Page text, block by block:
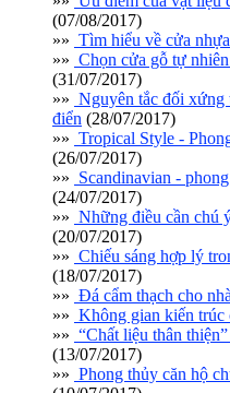
(07/08/2017)
»» Tìm hiểu về cửa
»» Chọn cửa gỗ tự
(31/07/2017)
»» Nguyên tắc đối xứng
điển (28/07/2017)
»» Tropical Style -
(26/07/2017)
»» Scandinavian -
(24/07/2017)
»» Những điều cần chú
(20/07/2017)
»» Chiếu sáng hợp lý
(18/07/2017)
»» Đá cẩm thạch cho
»» Không gian kiến trúc
»» “Chất liệu thân
(13/07/2017)
»» Phong thủy căn hộ